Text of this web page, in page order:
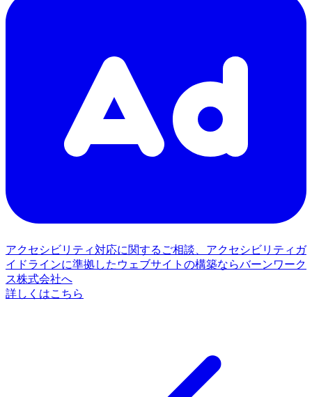
アクセシビリティ対応に関するご相談、アクセシビリティガ
イドラインに準拠したウェブサイトの構築ならバーンワーク
ス株式会社へ
詳しくはこちら